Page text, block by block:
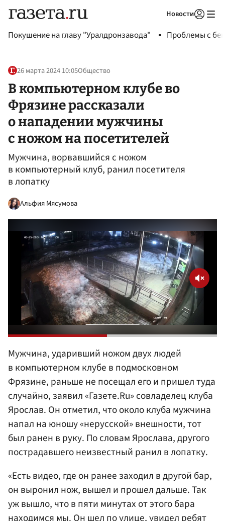
Новости
Покушение на главу "Уралдронзавода" Проблемы с
26 марта 2024 10:05Общество
В компьютерном клубе во
Фрязине рассказали
о нападении мужчины
с ножом на посетителей
Мужчина, ворвавшийся с ножом
в компьютерный клуб, ранил посетителя
в лопатку
Альфия Мясумова
Мужчина, ударивший ножом двух людей
в компьютерном клубе в подмосковном
Фрязине, раньше не посещал его и пришел туда
случайно, заявил «Газете.Ru» совладелец клуба
Ярослав. Он отметил, что около клуба мужчина
напал на юношу «нерусской» внешности, тот
был ранен в руку. По словам Ярослава, другого
пострадавшего неизвестный ранил в лопатку.
«Есть видео, где он ранее заходил в другой бар,
он выронил нож, вышел и прошел дальше. Так
уж вышло, что в пяти минутах от этого бара
находимся мы. Он шел по улице, увидел ребят